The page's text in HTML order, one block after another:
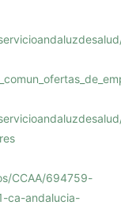
CCAA/694759-
ca-andalucia-